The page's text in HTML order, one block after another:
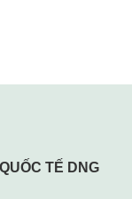
TẾ DNG